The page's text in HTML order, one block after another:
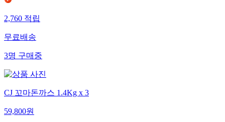
2,760적립
무료배송
3명구매중
CJ 꼬마돈까스 1.4Kg x 3
59,800원